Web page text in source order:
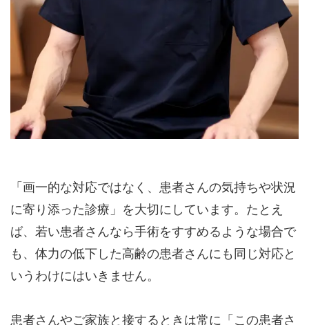
「画一的な対応ではなく、患者さんの気持ちや状況
に寄り添った診療」を大切にしています。たとえ
ば、若い患者さんなら手術をすすめるような場合で
も、体力の低下した高齢の患者さんにも同じ対応と
いうわけにはいきません。
患者さんやご家族と接するときは常に「この患者さ